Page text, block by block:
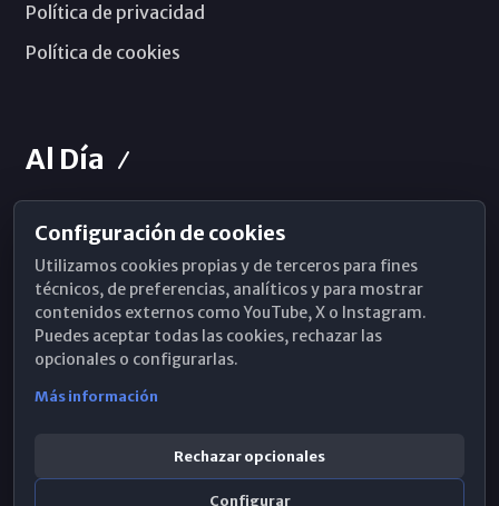
Política de privacidad
Política de cookies
Al Día
Horarios de Misa
Hemeroteca
WhatsApp
Configuración de cookies
Utilizamos cookies propias y de terceros para fines
técnicos, de preferencias, analíticos y para mostrar
contenidos externos como YouTube, X o Instagram.
Puedes aceptar todas las cookies, rechazar las
opcionales o configurarlas.
Más información
Rechazar opcionales
Configurar